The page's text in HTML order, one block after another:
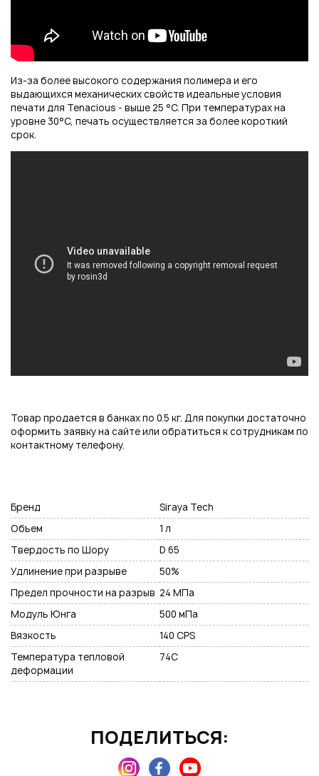
Из-за более высокого содержания полимера и его
выдающихся механических свойств идеальные условия
печати для Tenacious - выше 25 °C. При температурах на
уровне 30°C, печать осуществляется за более короткий
срок.
Товар продается в банках по 0.5 кг. Для покупки достаточно
оформить заявку на сайте или обратиться к сотрудникам по
контактному телефону.
Бренд
Siraya Tech
Объем
1 л
Твердость по Шору
D 65
Удлинение при разрыве
50%
Предел прочности на разрыв 24 МПа
Модуль Юнга
500 мПа
Вязкость
140 CPS
Температура тепловой
деформации
74C
ПОДЕЛИТЬСЯ: